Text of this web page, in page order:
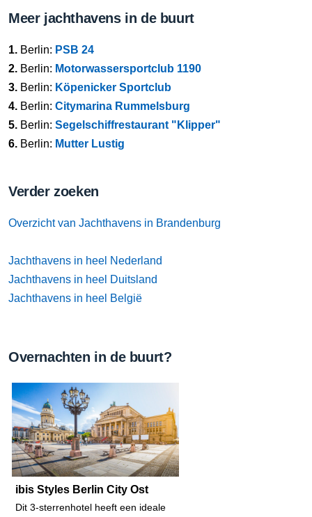
Meer jachthavens in de buurt
1. Berlin: PSB 24
2. Berlin: Motorwassersportclub 1190
3. Berlin: Köpenicker Sportclub
4. Berlin: Citymarina Rummelsburg
5. Berlin: Segelschiffrestaurant "Klipper"
6. Berlin: Mutter Lustig
Verder zoeken
Overzicht van Jachthavens in Brandenburg
Jachthavens in heel Nederland
Jachthavens in heel Duitsland
Jachthavens in heel België
Overnachten in de buurt?
ibis Styles Berlin City Ost
Dit 3-sterrenhotel heeft een ideale